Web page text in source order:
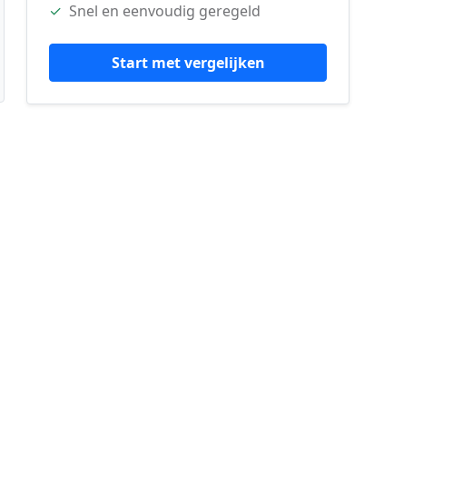
✓ Snel en eenvoudig geregeld
Start met vergelijken